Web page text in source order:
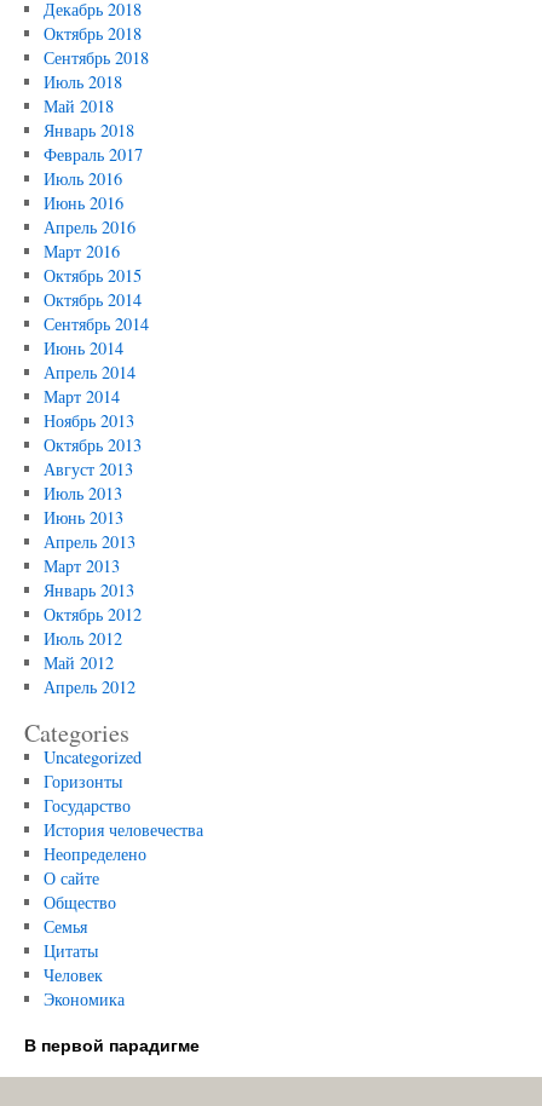
Декабрь 2018
Октябрь 2018
Сентябрь 2018
Июль 2018
Май 2018
Январь 2018
Февраль 2017
Июль 2016
Июнь 2016
Апрель 2016
Март 2016
Октябрь 2015
Октябрь 2014
Сентябрь 2014
Июнь 2014
Апрель 2014
Март 2014
Ноябрь 2013
Октябрь 2013
Август 2013
Июль 2013
Июнь 2013
Апрель 2013
Март 2013
Январь 2013
Октябрь 2012
Июль 2012
Май 2012
Апрель 2012
Categories
Uncategorized
Горизонты
Государство
История человечества
Неопределено
О сайте
Общество
Семья
Цитаты
Человек
Экономика
В первой парадигме